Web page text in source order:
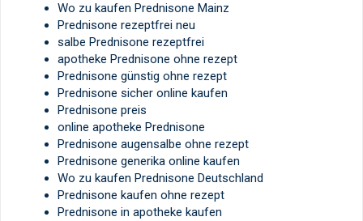
Wo zu kaufen Prednisone Mainz
Prednisone rezeptfrei neu
salbe Prednisone rezeptfrei
apotheke Prednisone ohne rezept
Prednisone günstig ohne rezept
Prednisone sicher online kaufen
Prednisone preis
online apotheke Prednisone
Prednisone augensalbe ohne rezept
Prednisone generika online kaufen
Wo zu kaufen Prednisone Deutschland
Prednisone kaufen ohne rezept
Prednisone in apotheke kaufen